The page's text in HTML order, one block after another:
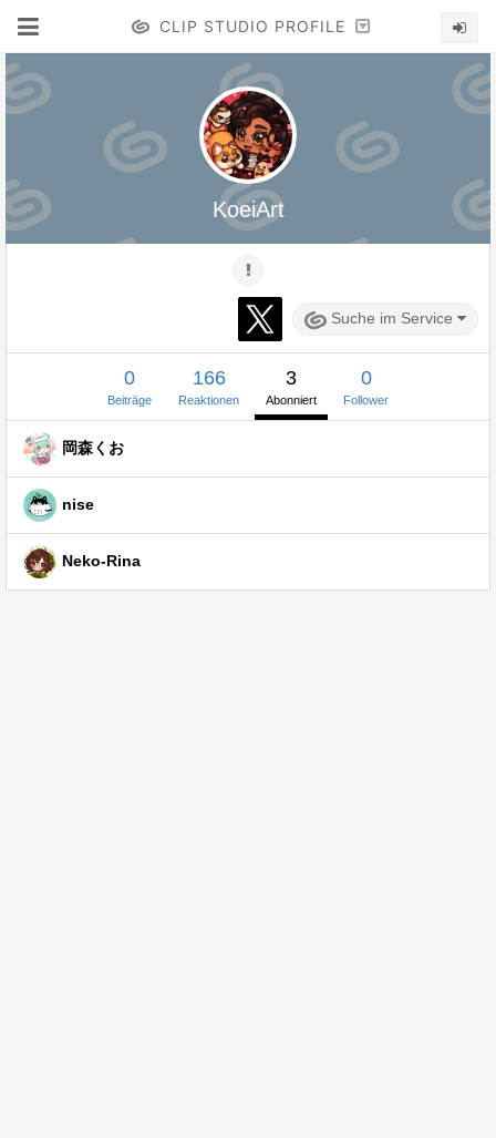
CLIP STUDIO PROFILE
KoeiArt
Suche im Service
0
Beiträge
166
Reaktionen
3
Abonniert
0
Follower
岡森くお
nise
Neko-Rina